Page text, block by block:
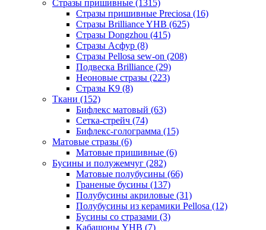
Стразы пришивные (1315)
Стразы пришивные Preciosa (16)
Стразы Brilliance YHB (625)
Стразы Dongzhou (415)
Стразы Асфур (8)
Стразы Pellosa sew-on (208)
Подвеска Brilliance (29)
Неоновые стразы (223)
Стразы K9 (8)
Ткани (152)
Бифлекс матовый (63)
Сетка-стрейч (74)
Бифлекс-голограмма (15)
Матовые стразы (6)
Матовые пришивные (6)
Бусины и полужемчуг (282)
Матовые полубусины (66)
Граненые бусины (137)
Полубусины акриловые (31)
Полубусины из керамики Pellosa (12)
Бусины со стразами (3)
Кабашоны YHB (7)